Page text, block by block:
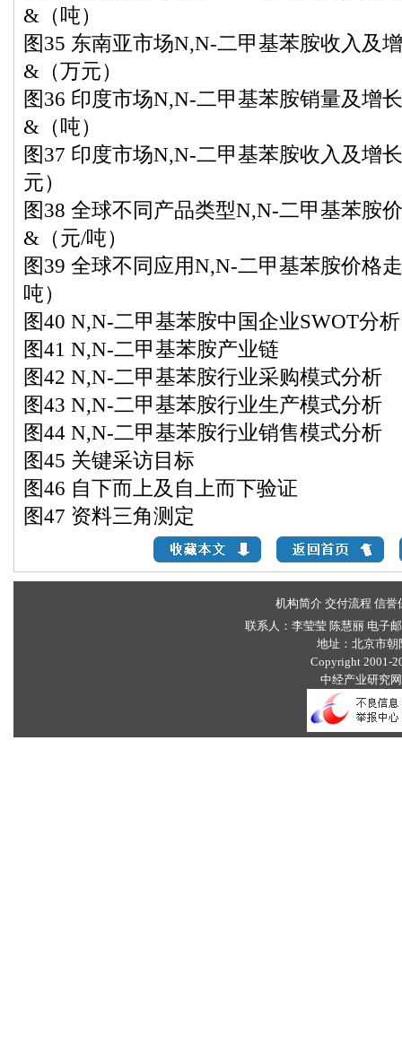
&（吨）
图35 东南亚市场N,N-二甲基苯胺收入及
&（万元）
图36 印度市场N,N-二甲基苯胺销量及增
&（吨）
图37 印度市场N,N-二甲基苯胺收入及增
元）
图38 全球不同产品类型N,N-二甲基苯胺
&（元/吨）
图39 全球不同应用N,N-二甲基苯胺价格
吨）
图40 N,N-二甲基苯胺中国企业SWOT分析
图41 N,N-二甲基苯胺产业链
图42 N,N-二甲基苯胺行业采购模式分析
图43 N,N-二甲基苯胺行业生产模式分析
图44 N,N-二甲基苯胺行业销售模式分析
图45 关键采访目标
图46 自下而上及自上而下验证
图47 资料三角测定
机构简介 交付流程 信誉
联系人：李莹莹 陈慧丽 电子
地址：北京市
Copyright 2001-
中经产业研究